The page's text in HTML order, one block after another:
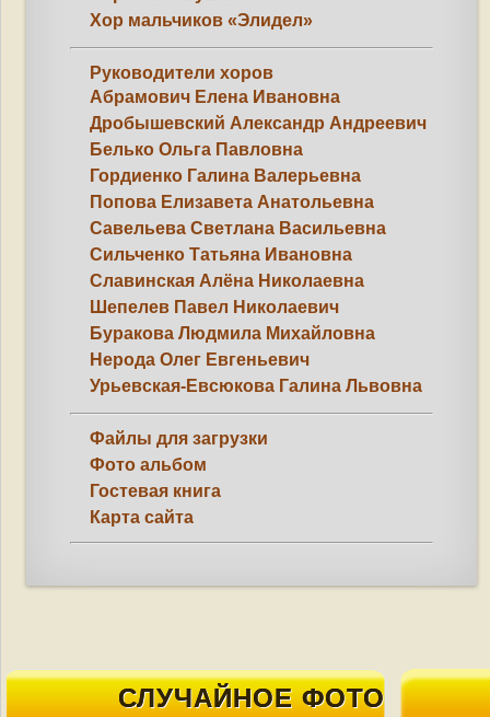
Хор мальчиков «Элидел»
Руководители хоров
Абрамович Елена Ивановна
Дробышевский Александр Андреевич
Белько Ольга Павловна
Гордиенко Галина Валерьевна
Попова Елизавета Анатольевна
Савельева Светлана Васильевна
Сильченко Татьяна Ивановна
Славинская Алёна Николаевна
Шепелев Павел Николаевич
Буракова Людмила Михайловна
Нерода Олег Евгеньевич
Урьевская-Евсюкова Галина Львовна
Файлы для загрузки
Фото альбом
Гостевая книга
Карта сайта
СЛУЧАЙНОЕ ФОТО